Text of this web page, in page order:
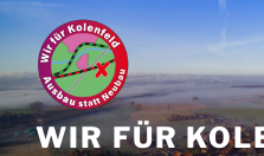
Zum
Inhalt
springen
WIR FÜR